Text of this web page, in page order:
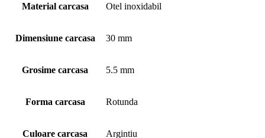
Material carcasa Otel inoxidabil
Dimensiune carcasa 30 mm
Grosime carcasa 5.5 mm
Forma carcasa Rotunda
Culoare carcasa Argintiu